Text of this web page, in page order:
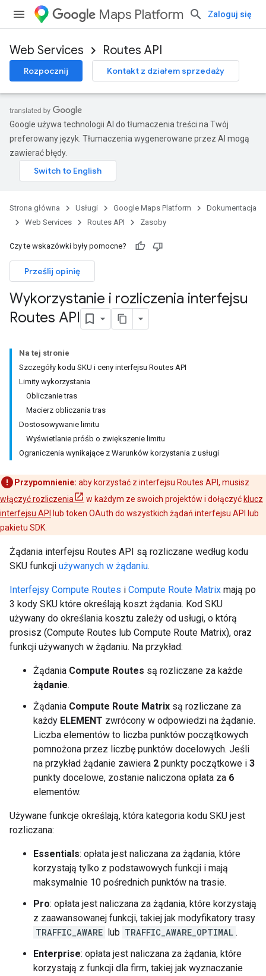
Maps Platform Zaloguj się
Web Services Routes API
Rozpocznij Kontakt z działem sprzedaży
Google używa technologii AI do tłumaczenia treści na Twój
preferowany język. Tłumaczenia wygenerowane przez AI mogą
zawierać błędy.
Strona główna Usługi Google Maps Platform
Dokumentacja
Web Services
Routes API Zasoby
Czy te wskazówki były pomocne?
Prześlij opinię
Wykorzystanie i rozliczenia interfejsu
Routes API
Na tej stronie
Szczegóły kodu SKU i ceny interfejsu Routes API
Limity wykorzystania
Obliczanie tras
Macierz obliczania tras
Dostosowywanie limitu
Wyświetlanie próśb o zwiększenie limitu
Ograniczenia wynikające z Warunków korzystania z usługi
Przypomnienie: aby korzystać z interfejsu Routes API, musisz
włączyć rozliczenia
w każdym ze swoich projektów i dołączyć klucz
interfejsu API
lub token OAuth do wszystkich żądań interfejsu API lub
pakietu SDK.
Żądania interfejsu Routes API są rozliczane według kodu
SKU funkcji używanych w żądaniu.
Interfejsy Compute Routes i Compute Route Matrix mają po
3 kody SKU które określają koszt żądania. Kod SKU
używany do określania kosztu zależy od usługi, o którą
prosisz (Compute Routes lub Compute Route Matrix), oraz
funkcji używanych w żądaniu. Na przykład:
Żądania Compute Routes są rozliczane za każde
żądanie.
Żądania Compute Route Matrix są rozliczane za
każdy ELEMENT zwrócony w odpowiedzi na żądanie.
Liczba elementów to liczba punktów początkowych
pomnożona przez liczbę punktów docelowych. Jeśli
na przykład żądanie zawiera 2 punkty początkowe i 3
punkty docelowe, zostanie naliczona opłata za 6
elementów.
Używane funkcje określają, która kategoria kodu SKU jest
rozliczana:
Essentials: opłata jest naliczana za żądania, które
korzystają tylko z podstawowych funkcji i mają
maksymalnie 10 pośrednich punktów na trasie.
Pro: opłata jest naliczana za żądania, które korzystają
z zaawansowanej funkcji, takiej jak modyfikatory trasy
TRAFFIC_AWARE lub TRAFFIC_AWARE_OPTIMAL .
Enterprise: opłata jest naliczana za żądania, które
korzystają z funkcji dla firm, takiej jak wyznaczanie